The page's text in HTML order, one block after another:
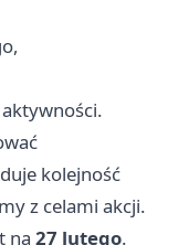
kolejność
z celami akcji.
na 27 lutego.